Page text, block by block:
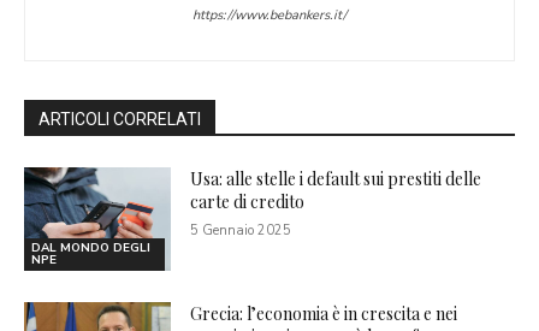
https://www.bebankers.it/
ARTICOLI CORRELATI
DAL MONDO DEGLI
NPE
Usa: alle stelle i default sui prestiti delle
carte di credito
5 Gennaio 2025
Grecia: l’economia è in crescita e nei